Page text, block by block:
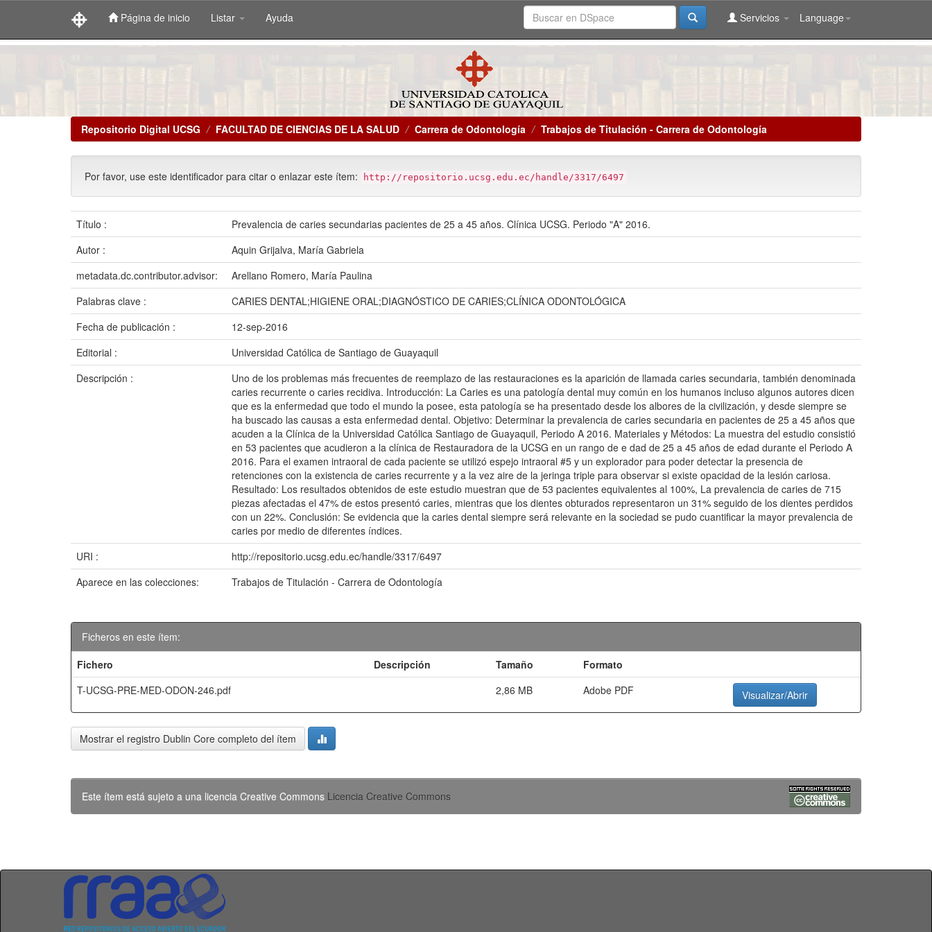
Página de inicio Listar Ayuda Language
Servicios
Repositorio Digital UCSG FACULTAD DE CIENCIAS DE LA SALUD Carrera de Odontología Trabajos de Titulación - Carrera de Odontología
Por favor, use este identificador para citar o enlazar este ítem: http://repositorio.ucsg.edu.ec/handle/3317/6497
Título :
Prevalencia de caries secundarias pacientes de 25 a 45 años. Clínica UCSG. Periodo "A" 2016.
Autor :
Aquin Grijalva, María Gabriela
metadata.dc.contributor.advisor:
Arellano Romero, María Paulina
Palabras clave :
CARIES DENTAL;HIGIENE ORAL;DIAGNÓSTICO DE CARIES;CLÍNICA ODONTOLÓGICA
Fecha de publicación :
12-sep-2016
Editorial :
Universidad Católica de Santiago de Guayaquil
Descripción :
Uno de los problemas más frecuentes de reemplazo de las restauraciones es la aparición de llamada caries secundaria, también denominada
caries recurrente o caries recidiva. Introducción: La Caries es una patología dental muy común en los humanos incluso algunos autores dicen
que es la enfermedad que todo el mundo la posee, esta patología se ha presentado desde los albores de la civilización, y desde siempre se
ha buscado las causas a esta enfermedad dental. Objetivo: Determinar la prevalencia de caries secundaria en pacientes de 25 a 45 años que
acuden a la Clínica de la Universidad Católica Santiago de Guayaquil, Periodo A 2016. Materiales y Métodos: La muestra del estudio consistió
en 53 pacientes que acudieron a la clínica de Restauradora de la UCSG en un rango de e dad de 25 a 45 años de edad durante el Periodo A
2016. Para el examen intraoral de cada paciente se utilizó espejo intraoral #5 y un explorador para poder detectar la presencia de
retenciones con la existencia de caries recurrente y a la vez aire de la jeringa triple para observar si existe opacidad de la lesión cariosa.
Resultado: Los resultados obtenidos de este estudio muestran que de 53 pacientes equivalentes al 100%, La prevalencia de caries de 715
piezas afectadas el 47% de estos presentó caries, mientras que los dientes obturados representaron un 31% seguido de los dientes perdidos
con un 22%. Conclusión: Se evidencia que la caries dental siempre será relevante en la sociedad se pudo cuantificar la mayor prevalencia de
caries por medio de diferentes índices.
URI :
http://repositorio.ucsg.edu.ec/handle/3317/6497
Aparece en las colecciones:
Trabajos de Titulación - Carrera de Odontología
Ficheros en este ítem:
Fichero
Descripción Tamaño
Formato
T-UCSG-PRE-MED-ODON-246.pdf
2,86 MB Adobe PDF Visualizar/Abrir
Mostrar el registro Dublin Core completo del ítem
Este ítem está sujeto a una licencia Creative Commons Licencia Creative Commons